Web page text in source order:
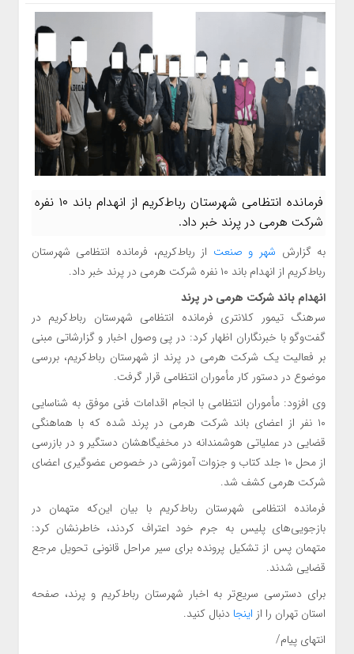
فرمانده انتظامی شهرستان رباط‌کریم از انهدام باند ۱۰ نفره
شرکت هرمی در پرند خبر داد.
به گزارش شهر و صنعت از رباط‌کریم، فرمانده انتظامی شهرستان
رباط‌کریم از انهدام باند ۱۰ نفره شرکت هرمی در پرند خبر داد.
انهدام باند شرکت هرمی در پرند
سرهنگ تیمور کلانتری فرمانده انتظامی شهرستان رباط‌کریم در
گفت‌وگو با خبرنگاران اظهار کرد: در پی وصول اخبار و گزارشاتی مبنی
بر فعالیت یک شرکت هرمی در پرند از شهرستان رباط‌کریم، بررسی
موضوع در دستور کار مأموران انتظامی قرار گرفت.
وی افزود: مأموران انتظامی با انجام اقدامات فنی موفق به شناسایی
۱۰ نفر از اعضای باند شرکت هرمی در پرند شده که با هماهنگی
قضایی در عملیاتی هوشمندانه در مخفیگاهشان دستگیر و در بازرسی
از محل ۱۰ جلد کتاب و جزوات آموزشی در خصوص عضوگیری اعضای
شرکت هرمی کشف شد.
فرمانده انتظامی شهرستان رباط‌کریم با بیان این‌که متهمان در
بازجویی‌های پلیس به جرم خود اعتراف کردند، خاطرنشان کرد:
متهمان پس از تشکیل پرونده برای سیر مراحل قانونی تحویل مرجع
قضایی شدند.
برای دسترسی سریع‌تر به اخبار شهرستان رباط‌کریم و پرند، صفحه
استان تهران را از اینجا دنبال کنید.
انتهای پیام/